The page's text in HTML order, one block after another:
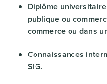
Diplôme
publique ou
commerce ou dans
Connaissances
SIG.